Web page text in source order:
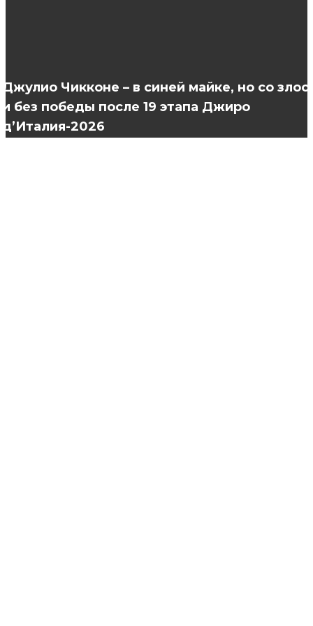
Джулио Чикконе – в синей майке, но со
и без победы после 19 этапа Джиро
д’Италия-2026